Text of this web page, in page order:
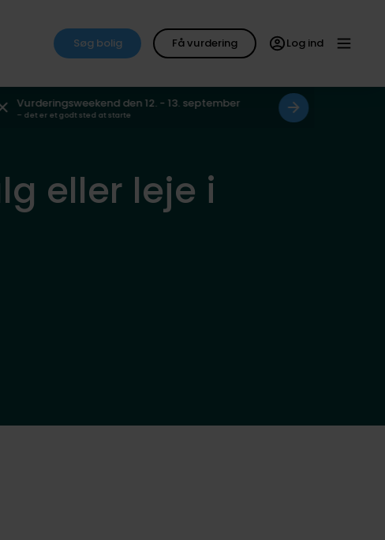
Søg bolig Få vurdering Log ind
Vurderingsweekend den 12. - 13. september
– det er et godt sted at starte
eller leje i